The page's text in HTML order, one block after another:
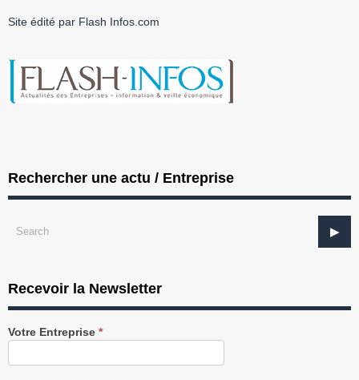
Site édité par Flash Infos.com
Rechercher une actu / Entreprise
Recevoir la Newsletter
Recevez
notre
gratuitement
Votre Entreprise *